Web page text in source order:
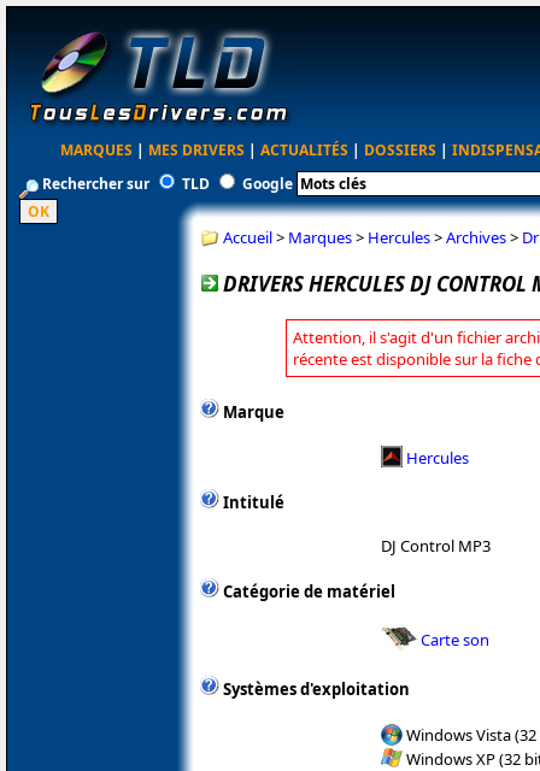
MARQUES | MES DRIVERS | ACTUALITÉS | DOSSIERS |
Rechercher sur
TLD Google
Accueil> Marques> Hercules>Archives>
DRIVERS HERCULES DJ
Attention, il s'agit d'un fichier
récente est disponible sur la fiche
Marque
Hercules
Intitulé
DJ Control MP3
Catégorie de matériel
Carte son
Systèmes d'exploitation
Windows Vista
Windows XP (32